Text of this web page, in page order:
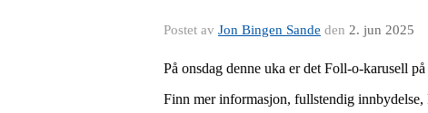
Postet av Jon Bingen Sande den 2. jun 2025
På onsdag denne uka er det Foll-o-karusell
Finn mer informasjon, fullstendig innbydelse,